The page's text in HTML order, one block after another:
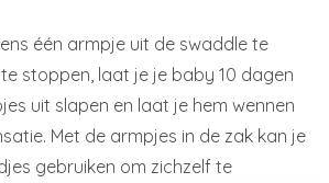
één armpje uit de swaddle te
stoppen, laat je je baby 10 dagen
uit slapen en laat je hem wennen
Met de armpjes in de zak kan je
gebruiken om zichzelf te